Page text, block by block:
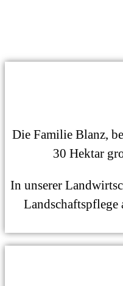
Die Familie Blanz,
30 Hektar
In unserer
Landschaftspflege